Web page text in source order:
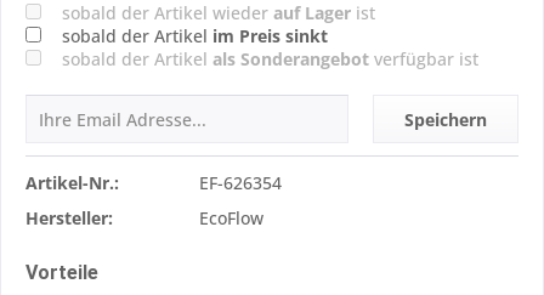
sobald der Artikel wieder auf Lager ist
sobald der Artikel im Preis sinkt
sobald der Artikel als Sonderangebot verfügbar ist
Speichern
Artikel-Nr.:
EF-626354
Hersteller:
EcoFlow
Vorteile